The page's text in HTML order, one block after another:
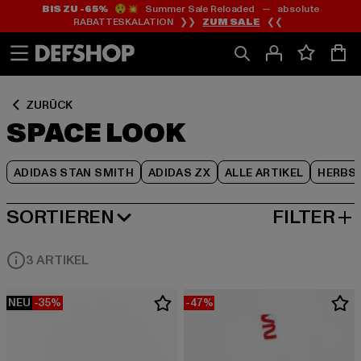
Zum
Inhalt
springen
Zum
Fußzeile
springen
BIS ZU -65%😲💥 Summer Sale Reloaded — absolute
RABATTESKALATION ❯❯ ZUM SALE ❮❮
ZURÜCK
SPACE LOOK
ADIDAS STAN SMITH ADIDAS ZX ALLE ARTIKEL
Zum
Produktraster
springen
SORTIEREN
BELIEBTESTE FILTER
3 ARTIKEL
NEU -35% -47%